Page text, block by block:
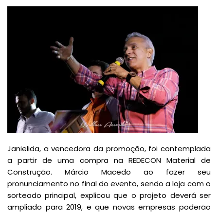
Janielida, a vencedora da promoção, foi contemplada
a partir de uma compra na REDECON Material de
Construção. Márcio Macedo ao fazer seu
pronunciamento no final do evento, sendo a loja com o
sorteado principal, explicou que o projeto deverá ser
ampliado para 2019, e que novas empresas poderão